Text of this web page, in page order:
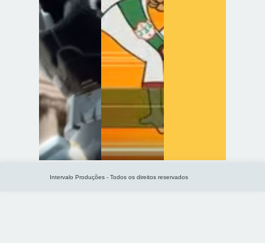
Intervalo Produções - Todos os direitos reservados